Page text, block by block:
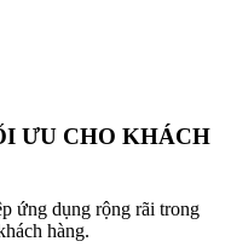
ƯU CHO KHÁCH
ứng dụng rộng rãi trong
hàng.